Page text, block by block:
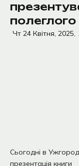
Чт 24 Квітня, 2025,
Сьогодні в
презентація книги